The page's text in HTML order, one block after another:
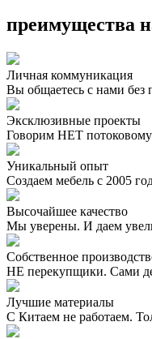
преимущества
Личная коммуникация
Вы общаетесь с нами без
Эксклюзивные проекты
Говорим НЕТ потоковому
Уникальный опыт
Создаем мебель с 2005
Высочайшее качество
Мы уверены. И даем
Собственное
НЕ перекупщики. Сами
Лучшие материалы
С Китаем не работаем.